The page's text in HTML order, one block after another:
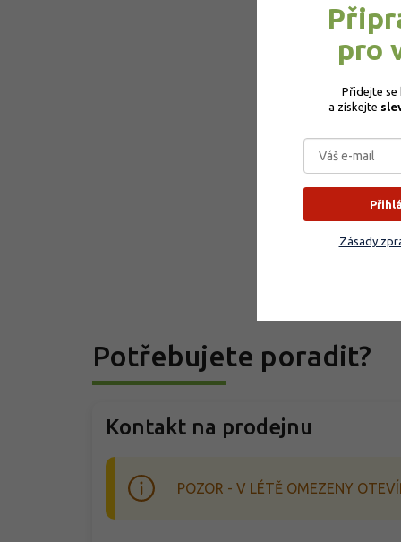
Potřebujete poradit?
Kontakt na prodejnu
POZOR - V LÉTĚ OMEZENY
pro
Přidejte se
a získejte
Zásady